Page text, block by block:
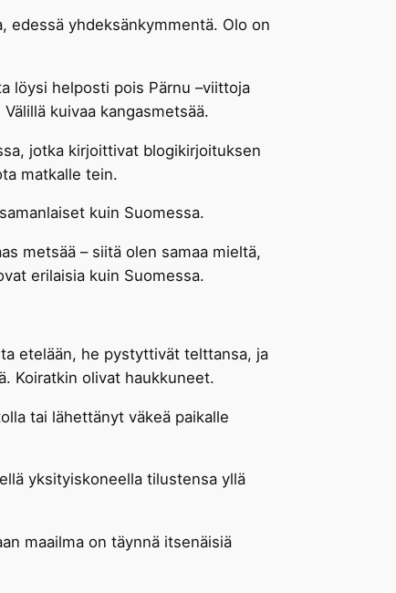
edessä yhdeksänkymmentä. Olo on
löysi helposti pois Pärnu –viittoja
kuivaa kangasmetsää.
jotka kirjoittivat blogikirjoituksen
matkalle tein.
kuin Suomessa.
metsää – siitä olen samaa mieltä,
erilaisia kuin Suomessa.
etelään, he pystyttivät telttansa, ja
Koiratkin olivat haukkuneet.
tai lähettänyt väkeä paikalle
yksityiskoneella tilustensa yllä
maailma on täynnä itsenäisiä